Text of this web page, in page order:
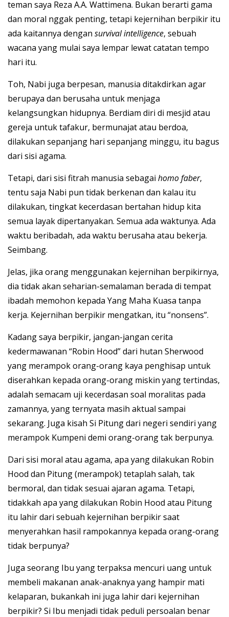
teman saya Reza A.A. Wattimena. Bukan berarti gama
dan moral nggak penting, tetapi kejernihan berpikir itu
ada kaitannya dengan survival intelligence, sebuah
wacana yang mulai saya lempar lewat catatan tempo
hari itu.
Toh, Nabi juga berpesan, manusia ditakdirkan agar
berupaya dan berusaha untuk menjaga
kelangsungkan hidupnya. Berdiam diri di mesjid atau
gereja untuk tafakur, bermunajat atau berdoa,
dilakukan sepanjang hari sepanjang minggu, itu bagus
dari sisi agama.
Tetapi, dari sisi fitrah manusia sebagai homo faber,
tentu saja Nabi pun tidak berkenan dan kalau itu
dilakukan, tingkat kecerdasan bertahan hidup kita
semua layak dipertanyakan. Semua ada waktunya. Ada
waktu beribadah, ada waktu berusaha atau bekerja.
Seimbang.
Jelas, jika orang menggunakan kejernihan berpikirnya,
dia tidak akan seharian-semalaman berada di tempat
ibadah memohon kepada Yang Maha Kuasa tanpa
kerja. Kejernihan berpikir mengatkan, itu “nonsens”.
Kadang saya berpikir, jangan-jangan cerita
kedermawanan “Robin Hood” dari hutan Sherwood
yang merampok orang-orang kaya penghisap untuk
diserahkan kepada orang-orang miskin yang tertindas,
adalah semacam uji kecerdasan soal moralitas pada
zamannya, yang ternyata masih aktual sampai
sekarang. Juga kisah Si Pitung dari negeri sendiri yang
merampok Kumpeni demi orang-orang tak berpunya.
Dari sisi moral atau agama, apa yang dilakukan Robin
Hood dan Pitung (merampok) tetaplah salah, tak
bermoral, dan tidak sesuai ajaran agama. Tetapi,
tidakkah apa yang dilakukan Robin Hood atau Pitung
itu lahir dari sebuah kejernihan berpikir saat
menyerahkan hasil rampokannya kepada orang-orang
tidak berpunya?
Juga seorang Ibu yang terpaksa mencuri uang untuk
membeli makanan anak-anaknya yang hampir mati
kelaparan, bukankah ini juga lahir dari kejernihan
berpikir? Si Ibu menjadi tidak peduli persoalan benar